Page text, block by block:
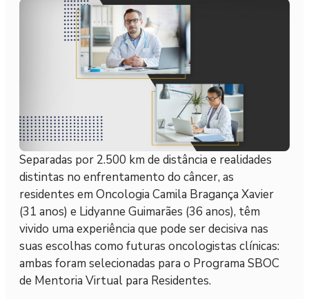
Separadas por 2.500 km de distância e realidades
distintas no enfrentamento do câncer, as
residentes em Oncologia Camila Bragança Xavier
(31 anos) e Lidyanne Guimarães (36 anos), têm
vivido uma experiência que pode ser decisiva nas
suas escolhas como futuras oncologistas clínicas:
ambas foram selecionadas para o Programa SBOC
de Mentoria Virtual para Residentes.